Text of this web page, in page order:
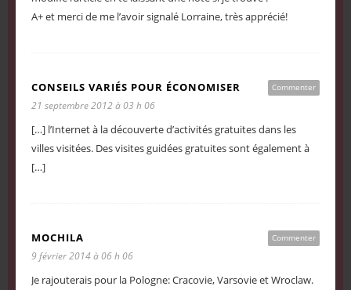
A+ et merci de me l’avoir signalé Lorraine, très apprécié!
Commenter
CONSEILS VARIÉS POUR ÉCONOMISER
21 septembre 2012 à 03 h 06
[…] l’Internet à la découverte d’activités gratuites dans les
villes visitées. Des visites guidées gratuites sont également à
[…]
Commenter
MOCHILA
9 février 2014 à 06 h 06
Je rajouterais pour la Pologne: Cracovie, Varsovie et Wroclaw.